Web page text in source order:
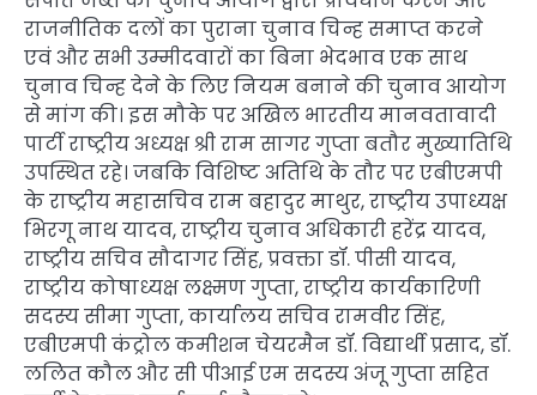
राजनीतिक दलों का पुराना चुनाव चिन्ह समाप्त करने
एवं और सभी उम्मीदवारों का बिना भेदभाव एक साथ
चुनाव चिन्ह देने के लिए नियम बनाने की चुनाव आयोग
से मांग की। इस मौके पर अखिल भारतीय मानवतावादी
पार्टी राष्ट्रीय अध्यक्ष श्री राम सागर गुप्ता बतौर मुख्यातिथि
उपस्थित रहे। जबकि विशिष्ट अतिथि के तौर पर एबीएमपी
के राष्ट्रीय महासचिव राम बहादुर माथुर, राष्ट्रीय उपाध्यक्ष
भिरगू नाथ यादव, राष्ट्रीय चुनाव अधिकारी हरेंद्र यादव,
राष्ट्रीय सचिव सौदागर सिंह, प्रवक्ता डॉ. पीसी यादव,
राष्ट्रीय कोषाध्यक्ष लक्ष्मण गुप्ता, राष्ट्रीय कार्यकारिणी
सदस्य सीमा गुप्ता, कार्यालय सचिव रामवीर सिंह,
एबीएमपी कंट्रोल कमीशन चेयरमैन डॉ. विद्यार्थी प्रसाद, डॉ.
ललित कौल और सी पीआई एम सदस्य अंजू गुप्ता सहित